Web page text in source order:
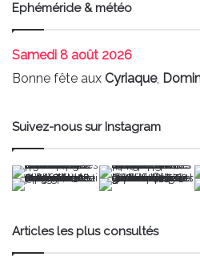
Ephéméride & météo
Samedi 8 août 2026
Bonne fête aux Cyriaque,
Suivez-nous sur Instagram
Articles les plus consultés